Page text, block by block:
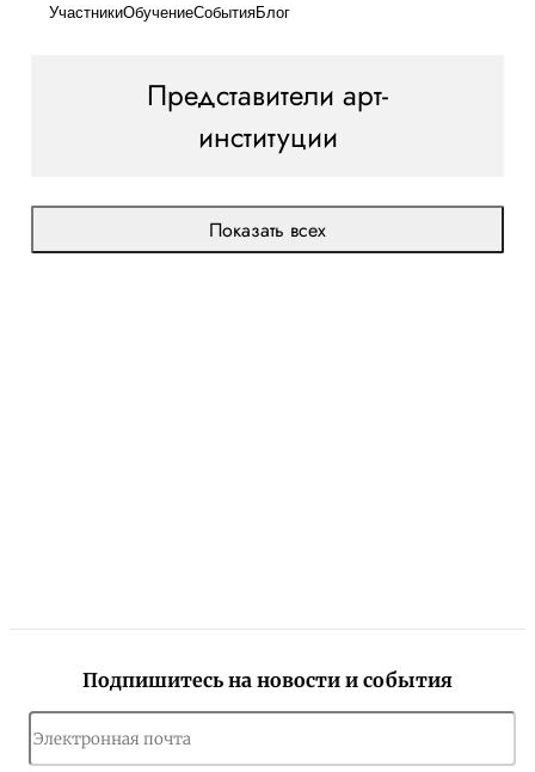
УчастникиОбучениеСобытияБлог
Представители арт-
институции
Показать всех
Подпишитесь на новости и события